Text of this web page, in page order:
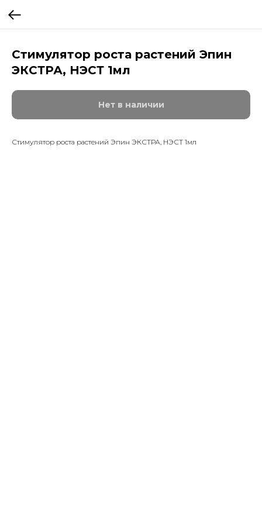
Стимулятор роста растений Эпин
ЭКСТРА, НЭСТ 1мл
Нет в наличии
Стимулятор роста растений Эпин ЭКСТРА, НЭСТ 1мл